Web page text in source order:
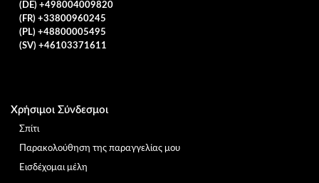
(DE) +498004009820
(FR) +33800960245
(PL) +48800005495
(SV) +46103371611
Χρήσιμοι Σύνδεσμοι
Σπίτι
Παρακολούθηση της παραγγελίας μου
Εισδέχομαι μέλη